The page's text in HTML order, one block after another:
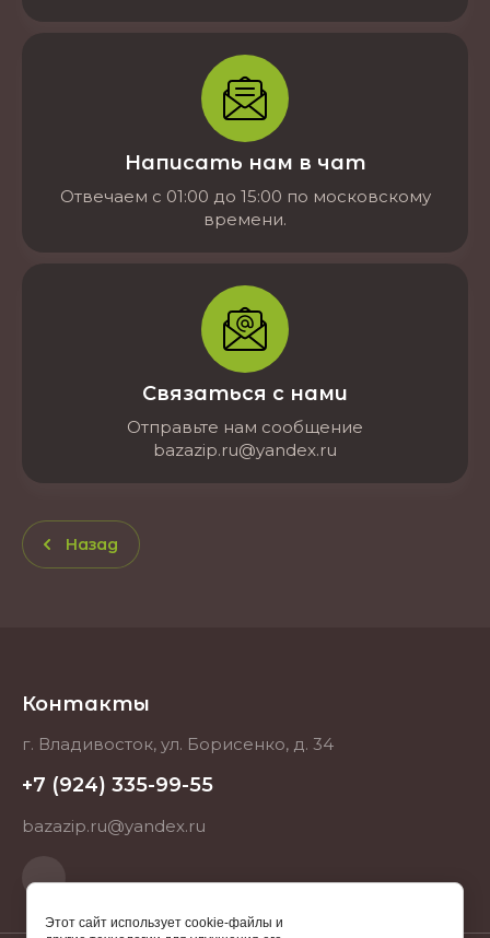
Написать нам в чат
Отвечаем с 01:00 до 15:00 по московскому
времени.
Связаться с нами
Отправьте нам сообщение
bazazip.ru@yandex.ru
Назад
Контакты
г. Владивосток, ул. Борисенко, д. 34
+7 (924) 335-99-55
bazazip.ru@yandex.ru
Этот сайт использует cookie-файлы и